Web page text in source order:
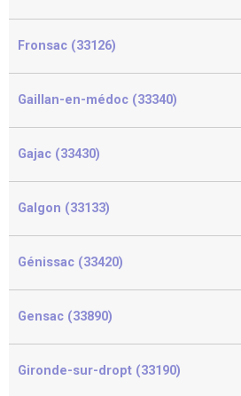
Fronsac (33126)
Gaillan-en-médoc (33340)
Gajac (33430)
Galgon (33133)
Génissac (33420)
Gensac (33890)
Gironde-sur-dropt (33190)